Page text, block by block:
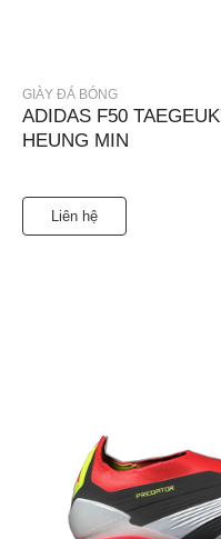
GIÀY ĐÁ BÓNG
ADIDAS F50
HEUNG MIN
Liên hệ